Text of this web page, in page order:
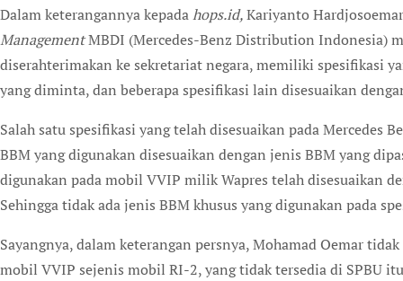
Dalam keterangannya kepadahops.id,Kariyanto
ManagementMBDI (Mercedes-Benz Distribution Indonesia)
diserahterimakan ke sekretariat negara, memiliki spesifikasi
yang diminta, dan beberapa spesifikasi lain disesuaikan
Salah satu spesifikasi yang telah disesuaikan pada Mercedes
BBM yang digunakan disesuaikan dengan jenis BBM yang
digunakan pada mobil VVIP milik Wapres telah disesuaikan
Sehingga tidak ada jenis BBM khusus yang digunakan pada
Sayangnya, dalam keterangan persnya, Mohamad Oemar
mobil VVIP sejenis mobil RI-2, yang tidak tersedia di SPBU